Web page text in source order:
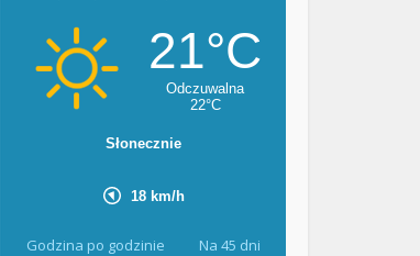
Godzina po godzinie Na 45 dni